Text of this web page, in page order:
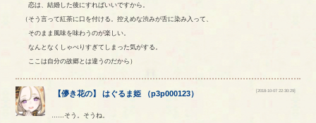
恋は、結婚した後にすればいいですから。
（そう言って紅茶に口を付ける。控えめな渋みが舌に染み入って、
そのまま風味を味わうのが楽しい。
なんとなくしゃべりすぎてしまった気がする。
ここは自分の故郷とは違うのだから）
【儚き花の】はぐるま姫 （p3p000123） [2018-10-07 22:30:29]
……そう。そうね。